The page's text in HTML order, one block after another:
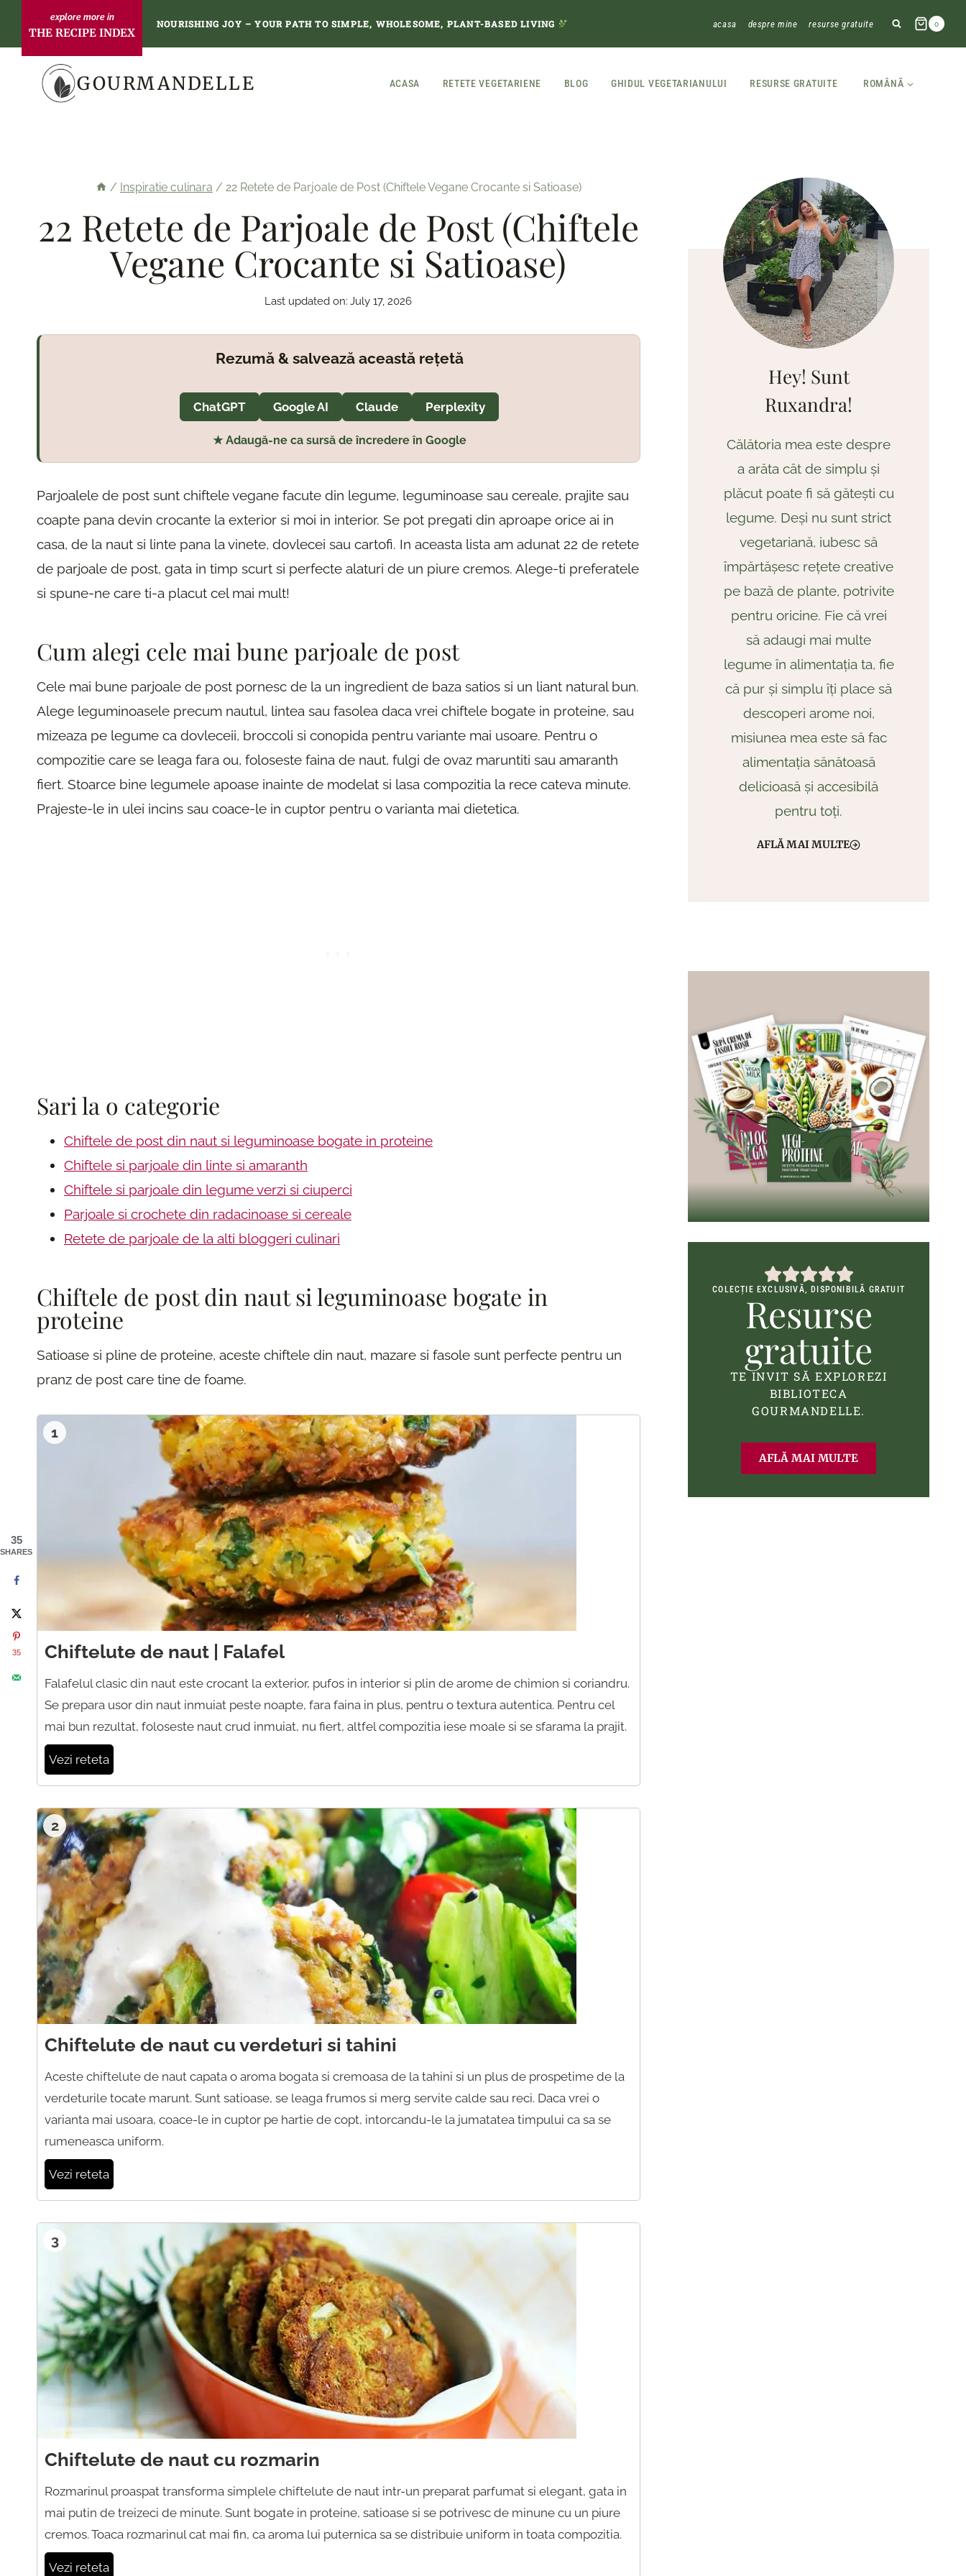
content
THE RECIPE INDEX
NOURISHING JOY – YOUR PATH TO SIMPLE, WHOLESOME, PLANT-BASED LIVING acasa despre mine resurse gratuite 0
GOURMANDELLE ACASA RETETE VEGETARIENE BLOG GHIDUL VEGETARIANULUI RESURSE GRATUITE ROMÂNĂ
/ Inspiratie culinara / 22 Retete de Parjoale de Post (Chiftele Vegane Crocante si Satioase)
22 Retete de Parjoale de Post (Chiftele
Vegane Crocante si Satioase)
Last updated on: July 17, 2026
Rezumă & salvează această rețetă
ChatGPT Google AI Claude Perplexity
★ Adaugă-ne ca sursă de încredere în Google
Parjoalele de post sunt chiftele vegane facute din legume, leguminoase sau cereale, prajite sau
coapte pana devin crocante la exterior si moi in interior. Se pot pregati din aproape orice ai in
casa, de la naut si linte pana la vinete, dovlecei sau cartofi. In aceasta lista am adunat 22 de retete
de parjoale de post, gata in timp scurt si perfecte alaturi de un piure cremos. Alege-ti preferatele
si spune-ne care ti-a placut cel mai mult!
Cum alegi cele mai bune parjoale de post
Cele mai bune parjoale de post pornesc de la un ingredient de baza satios si un liant natural bun.
Alege leguminoasele precum nautul, lintea sau fasolea daca vrei chiftele bogate in proteine, sau
mizeaza pe legume ca dovleceii, broccoli si conopida pentru variante mai usoare. Pentru o
compozitie care se leaga fara ou, foloseste faina de naut, fulgi de ovaz maruntiti sau amaranth
fiert. Stoarce bine legumele apoase inainte de modelat si lasa compozitia la rece cateva minute.
Prajeste-le in ulei incins sau coace-le in cuptor pentru o varianta mai dietetica.
Sari la o categorie
Chiftele de post din naut si leguminoase bogate in proteine
Chiftele si parjoale din linte si amaranth
Chiftele si parjoale din legume verzi si ciuperci
Parjoale si crochete din radacinoase si cereale
Retete de parjoale de la alti bloggeri culinari
Chiftele de post din naut si leguminoase bogate in
proteine
Satioase si pline de proteine, aceste chiftele din naut, mazare si fasole sunt perfecte pentru un
pranz de post care tine de foame.
1
Chiftelute de naut | Falafel
Falafelul clasic din naut este crocant la exterior, pufos in interior si plin de arome de chimion si coriandru.
Se prepara usor din naut inmuiat peste noapte, fara faina in plus, pentru o textura autentica. Pentru cel
mai bun rezultat, foloseste naut crud inmuiat, nu fiert, altfel compozitia iese moale si se sfarama la prajit.
Vezi reteta
2
Chiftelute de naut cu verdeturi si tahini
Aceste chiftelute de naut capata o aroma bogata si cremoasa de la tahini si un plus de prospetime de la
verdeturile tocate marunt. Sunt satioase, se leaga frumos si merg servite calde sau reci. Daca vrei o
varianta mai usoara, coace-le in cuptor pe hartie de copt, intorcandu-le la jumatatea timpului ca sa se
rumeneasca uniform.
Vezi reteta
3
Chiftelute de naut cu rozmarin
Rozmarinul proaspat transforma simplele chiftelute de naut intr-un preparat parfumat si elegant, gata in
mai putin de treizeci de minute. Sunt bogate in proteine, satioase si se potrivesc de minune cu un piure
cremos. Toaca rozmarinul cat mai fin, ca aroma lui puternica sa se distribuie uniform in toata compozitia.
Vezi reteta
Hey! Sunt
Ruxandra!
Călătoria mea este despre
a arăta cât de simplu și
plăcut poate fi să gătești cu
legume. Deși nu sunt strict
vegetariană, iubesc să
împărtășesc rețete creative
pe bază de plante, potrivite
pentru oricine. Fie că vrei
să adaugi mai multe
legume în alimentația ta, fie
că pur și simplu îți place să
descoperi arome noi,
misiunea mea este să fac
alimentația sănătoasă
delicioasă și accesibilă
pentru toți.
AFLĂ MAI MULTE
COLECȚIE EXCLUSIVĂ, DISPONIBILĂ GRATUIT
Resurse
gratuite
TE INVIT SĂ EXPLOREZI
BIBLIOTECA
GOURMANDELLE.
AFLĂ MAI MULTE
35
SHARES
35